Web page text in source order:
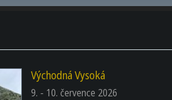
Východná Vysoká
9. - 10. července 2026